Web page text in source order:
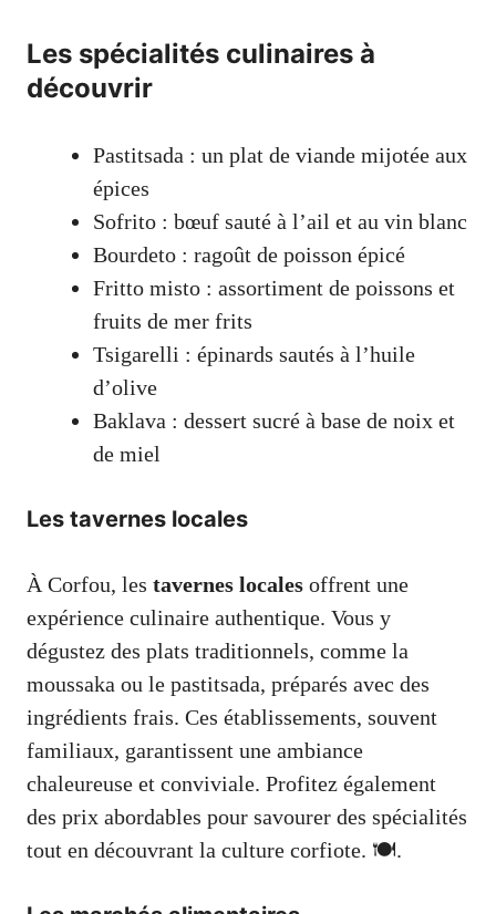
Les spécialités culinaires à
découvrir
Pastitsada : un plat de viande mijotée aux
épices
Sofrito : bœuf sauté à l’ail et au vin blanc
Bourdeto : ragoût de poisson épicé
Fritto misto : assortiment de poissons et
fruits de mer frits
Tsigarelli : épinards sautés à l’huile
d’olive
Baklava : dessert sucré à base de noix et
de miel
Les tavernes locales
À Corfou, les tavernes locales offrent une
expérience culinaire authentique. Vous y
dégustez des plats traditionnels, comme la
moussaka ou le pastitsada, préparés avec des
ingrédients frais. Ces établissements, souvent
familiaux, garantissent une ambiance
chaleureuse et conviviale. Profitez également
des prix abordables pour savourer des spécialités
tout en découvrant la culture corfiote. 🍽️.